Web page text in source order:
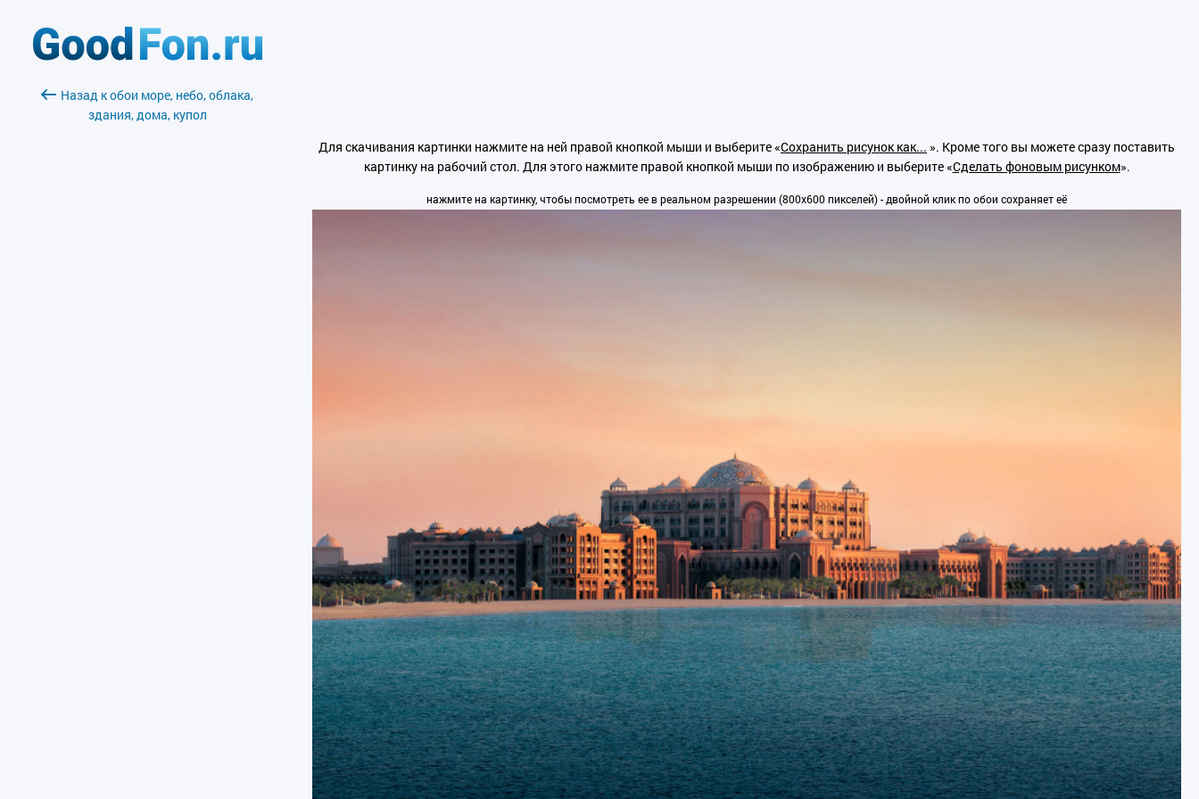
Назад к обои море, небо, облака,
здания, дома, купол
Для скачивания картинки нажмите на ней правой кнопкой мыши и выберите «Сохранить рисунок как... ». Кроме того вы можете сразу поставить
картинку на рабочий стол. Для этого нажмите правой кнопкой мыши по изображению и выберите «Сделать фоновым рисунком».
нажмите на картинку, чтобы посмотреть ее в реальном разрешении (800x600 пикселей) - двойной клик по обои сохраняет её